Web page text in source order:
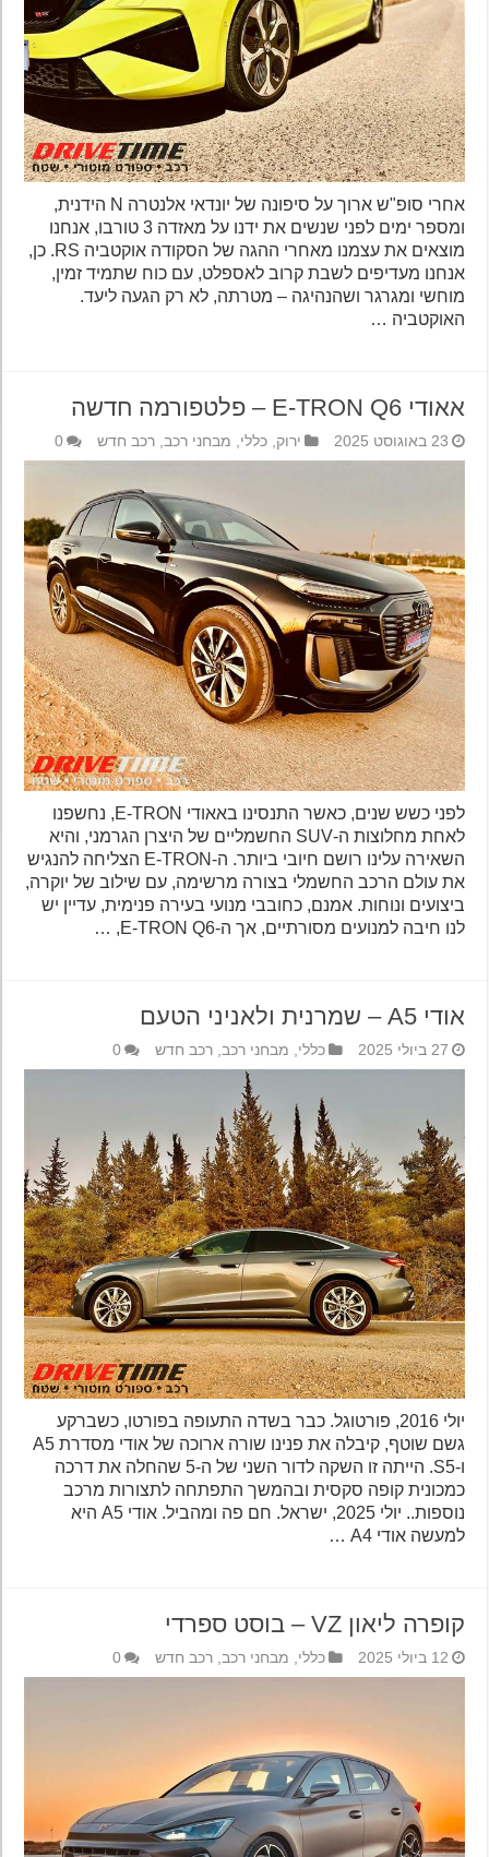
אחרי סופ"ש ארוך על סיפונה של יונדאי אלנטרה N הידנית,
ומספר ימים לפני שנשים את ידנו על מאזדה 3 טורבו, אנחנו
מוצאים את עצמנו מאחרי ההגה של הסקודה אוקטביה RS. כן,
אנחנו מעדיפים לשבת קרוב לאספלט, עם כוח שתמיד זמין,
מוחשי ומגרגר ושהנהיגה – מטרתה, לא רק הגעה ליעד.
האוקטביה …
אאודי E-TRON Q6 – פלטפורמה חדשה
23 באוגוסט 2025 ירוק,כללי,מבחני רכב,רכב חדש 0
לפני כשש שנים, כאשר התנסינו באאודי E-TRON, נחשפנו
לאחת מחלוצות ה-SUV החשמליים של היצרן הגרמני, והיא
השאירה עלינו רושם חיובי ביותר. ה-E-TRON הצליחה להנגיש
את עולם הרכב החשמלי בצורה מרשימה, עם שילוב של יוקרה,
ביצועים ונוחות. אמנם, כחובבי מנועי בעירה פנימית, עדיין יש
לנו חיבה למנועים מסורתיים, אך ה-E-TRON Q6, …
אודי A5 – שמרנית ולאניני הטעם
27 ביולי 2025 כללי,מבחני רכב,רכב חדש 0
יולי 2016, פורטוגל. כבר בשדה התעופה בפורטו, כשברקע
גשם שוטף, קיבלה את פנינו שורה ארוכה של אודי מסדרת A5
ו-S5. הייתה זו השקה לדור השני של ה-5 שהחלה את דרכה
כמכונית קופה סקסית ובהמשך התפתחה לתצורות מרכב
נוספות.. יולי 2025, ישראל. חם פה ומהביל. אודי A5 היא
למעשה אודי A4 …
קופרה ליאון VZ – בוסט ספרדי
12 ביולי 2025 כללי,מבחני רכב,רכב חדש 0